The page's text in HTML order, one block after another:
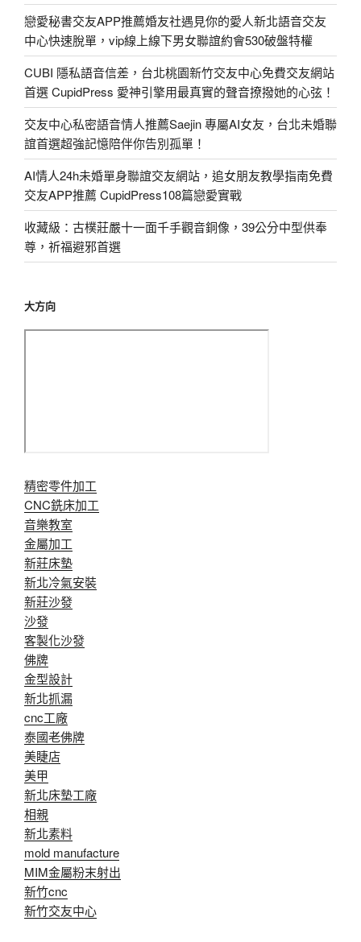
戀愛秘書交友APP推薦婚友社遇見你的愛人新北語音交友
中心快速脫單，vip線上線下男女聯誼約會530破盤特權
CUBI 隱私語音信差，台北桃園新竹交友中心免費交友網站
首選 CupidPress 愛神引擎用最真實的聲音撩撥她的心弦！
交友中心私密語音情人推薦Saejin 專屬AI女友，台北未婚聯
誼首選超強記憶陪伴你告別孤單！
AI情人24h未婚單身聯誼交友網站，追女朋友教學指南免費
交友APP推薦 CupidPress108篇戀愛實戰
收藏級：古樸莊嚴十一面千手觀音銅像，39公分中型供奉
尊，祈福避邪首選
大方向
精密零件加工
CNC銑床加工
音樂教室
金屬加工
新莊床墊
新北冷氣安裝
新莊沙發
沙發
客製化沙發
佛牌
金型設計
新北抓漏
cnc工廠
泰國老佛牌
美睫店
美甲
新北床墊工廠
相親
新北素料
mold manufacture
MIM金屬粉末射出
新竹cnc
新竹交友中心